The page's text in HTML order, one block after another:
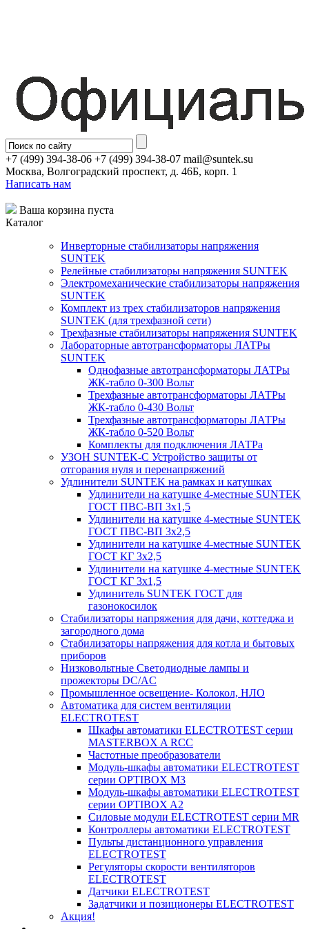
+7 (499) 394-38-06 +7 (499) 394-38-07 mail@suntek.su
Москва, Волгоградский проспект, д. 46Б, корп. 1
Написать нам
Ваша корзина пуста
Каталог
Инверторные стабилизаторы напряжения
SUNTEK
Релейные стабилизаторы напряжения SUNTEK
Электромеханические стабилизаторы напряжения
SUNTEK
Комплект из трех стабилизаторов напряжения
SUNTEK (для трехфазной сети)
Трехфазные стабилизаторы напряжения SUNTEK
Лабораторные автотрансформаторы ЛАТРы
SUNTEK
Однофазные автотрансформаторы ЛАТРы
ЖК-табло 0-300 Вольт
Трехфазные автотрансформаторы ЛАТРы
ЖК-табло 0-430 Вольт
Трехфазные автотрансформаторы ЛАТРы
ЖК-табло 0-520 Вольт
Комплекты для подключения ЛАТРа
УЗОН SUNTEK-C Устройство защиты от
отгорания нуля и перенапряжений
Удлинители SUNTEK на рамках и катушках
Удлинители на катушке 4-местные SUNTEK
ГОСТ ПВС-ВП 3х1,5
Удлинители на катушке 4-местные SUNTEK
ГОСТ ПВС-ВП 3х2,5
Удлинители на катушке 4-местные SUNTEK
ГОСТ КГ 3х2,5
Удлинители на катушке 4-местные SUNTEK
ГОСТ КГ 3х1,5
Удлинитель SUNTEK ГОСТ для
газонокосилок
Стабилизаторы напряжения для дачи, коттеджа и
загородного дома
Стабилизаторы напряжения для котла и бытовых
приборов
Низковольтные Светодиодные лампы и
прожекторы DC/AC
Промышленное освещение- Колокол, НЛО
Автоматика для систем вентиляции
ELECTROTEST
Шкафы автоматики ELECTROTEST серии
MASTERBOX A RCC
Частотные преобразователи
Модуль-шкафы автоматики ELECTROTEST
серии OPTIBOX M3
Модуль-шкафы автоматики ELECTROTEST
серии OPTIBOX A2
Силовые модули ELECTROTEST серии MR
Контроллеры автоматики ELECTROTEST
Пульты дистанционного управления
ELECTROTEST
Регуляторы скорости вентиляторов
ELECTROTEST
Датчики ELECTROTEST
Задатчики и позиционеры ELECTROTEST
Акция!